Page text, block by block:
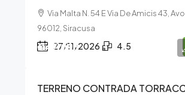
Via Malta N. 54 E Via De Amicis 43,
96012, Siracusa
27/11/2026 4.5
€47.093
TERRENO CONTRADA